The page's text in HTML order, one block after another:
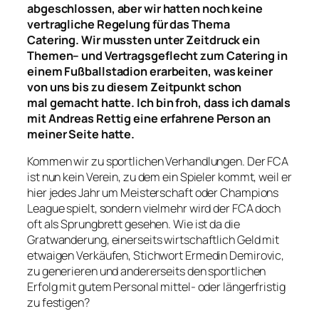
abgeschlossen, aber wir hattennochkeine
vertragliche Regelungfür das Thema
Catering.Wir musstenunter Zeitdruck ein
Themen– und Vertragsgeflecht zum Catering in
einem Fußballstadionerarbeiten, was keiner
von uns biszu diesem Zeitpunktschon
malgemacht hatte. Ich bin froh, dass ich damals
mit Andreas Rettig eine erfahrene Person an
meiner Seite hatte.
Kommen wir zu sportlichen Verhandlungen. Der FCA
ist nun kein Verein, zu dem ein Spieler kommt, weil er
hier jedes Jahr um Meisterschaft oder Champions
League spielt, sondern vielmehr wird der FCA doch
oft als Sprungbrett gesehen. Wie ist da die
Gratwanderung, einerseits wirtschaftlich Geld mit
etwaigen Verkäufen, Stichwort Ermedin Demirovic,
zu generieren und andererseits den sportlichen
Erfolg mit gutem Personal mittel- oder längerfristig
zu festigen?